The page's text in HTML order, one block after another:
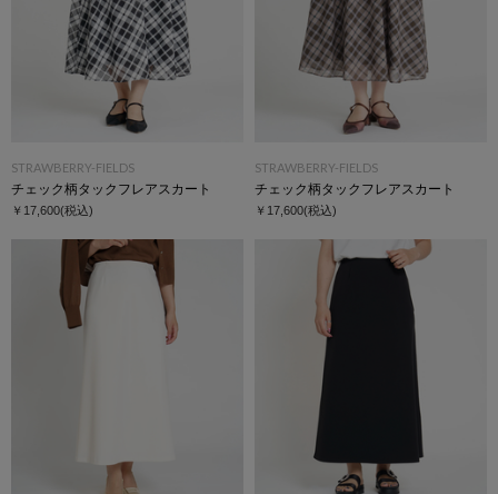
STRAWBERRY-FIELDS
チェック柄タックフレアスカート
￥17,600(税込)
STRAWBERRY-FIELDS
チェック柄タックフレアスカート
￥17,600(税込)